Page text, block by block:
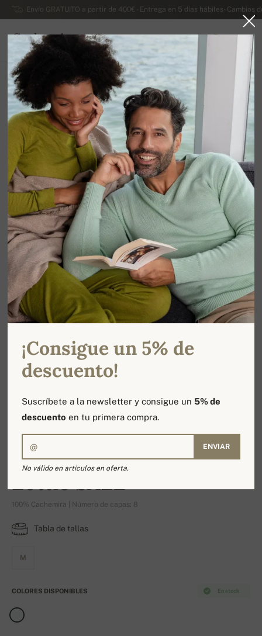
Envío GRATUITO a partir de 400€ - Entrega en 5 días hábiles- Cambios
Cachemira
ESPAÑA
Ir a la página principal Rebajas
-23%
Lottie SALE
100% Cachemira | Número de capas: 8
Tabla de tallas
M
En stock
COLORES DISPONIBLES
¡Consigue un 5% de
descuento!
Suscríbete a la newsletter y consigue un5% de
descuento en tu primera compra.
ENVIAR
No válido en artículos en oferta.